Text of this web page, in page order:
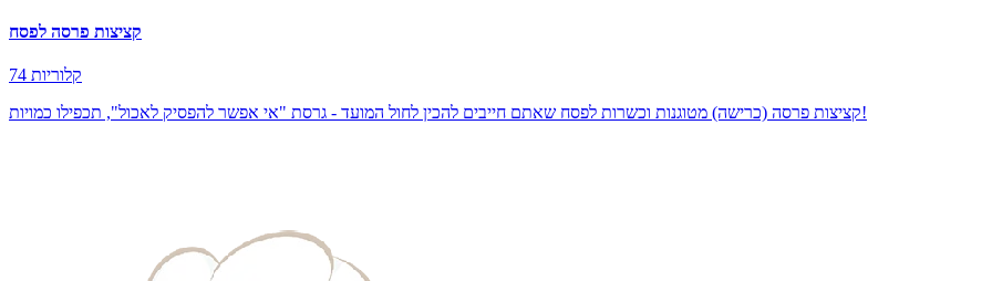
קציצות פרסה לפסח
74 קלוריות
קציצות פרסה (כרישה) מטוגנות וכשרות לפסח שאתם חייבים להכין לחול המועד - גרסת "אי אפשר להפסיק לאכול", תכפילו כמויות!